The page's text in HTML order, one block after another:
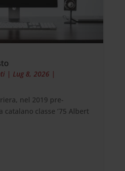
| Lug 8, 2026|
nel 2019 pre-
classe ’75 Albert